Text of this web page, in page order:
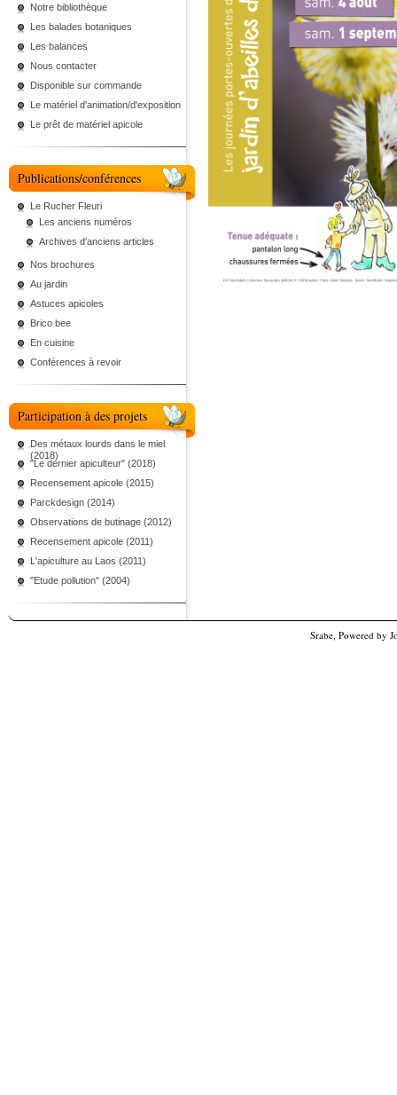
Notre bibliothèque
Les balades botaniques
Les balances
Nous contacter
Disponible sur commande
Le matériel d'animation/d'exposition
Le prêt de matériel apicole
Publications/conférences
Le Rucher Fleuri
Les anciens numéros
Archives d'anciens articles
Nos brochures
Au jardin
Astuces apicoles
Brico bee
En cuisine
Conférences à revoir
Participation à des projets
Des métaux lourds dans le miel
(2018)
"Le dernier apiculteur" (2018)
Recensement apicole (2015)
Parckdesign (2014)
Observations de butinage (2012)
Recensement apicole (2011)
L'apiculture au Laos (2011)
"Etude pollution" (2004)
Srabe, Powered by